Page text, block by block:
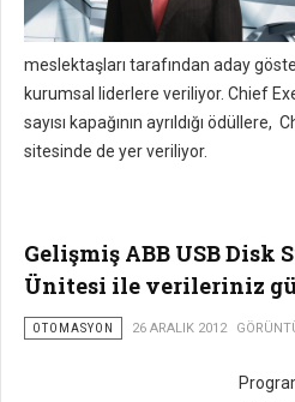
meslektaşları tarafından aday
kurumsal liderlere veriliyor. Chief
sayısı kapağının ayrıldığı
sitesinde de yer veriliyor.
Gelişmiş ABB USB Disk
Ünitesi ile verileriniz
OTOMASYON 26 ARALIK 2012